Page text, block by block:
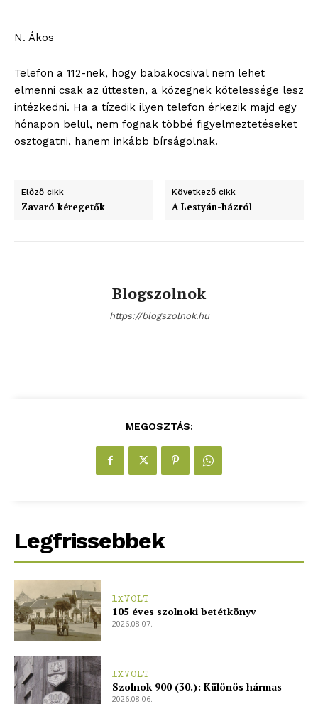
Adatkezelési tájékoztató
N. Ákos
Telefon a 112-nek, hogy babakocsival nem lehet
elmenni csak az úttesten, a közegnek kötelessége lesz
intézkedni. Ha a tízedik ilyen telefon érkezik majd egy
hónapon belül, nem fognak többé figyelmeztetéseket
osztogatni, hanem inkább bírságolnak.
Előző cikk
Zavaró kéregetők
Következő cikk
A Lestyán-házról
Blogszolnok
https://blogszolnok.hu
MEGOSZTÁS:
Legfrissebbek
1XVOLT
105 éves szolnoki betétkönyv
2026.08.07.
1XVOLT
Szolnok 900 (30.): Különös hármas
2026.08.06.